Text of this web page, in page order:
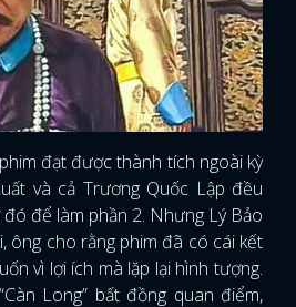
đạt được thành tích ngoài kỳ
và cả Trương Quốc Lập đều
để làm phần 2. Nhưng Lý Bảo
ông cho rằng phim đã có cái kết
vì lợi ích mà lặp lại hình tượng.
Long” bất đồng quan điểm,